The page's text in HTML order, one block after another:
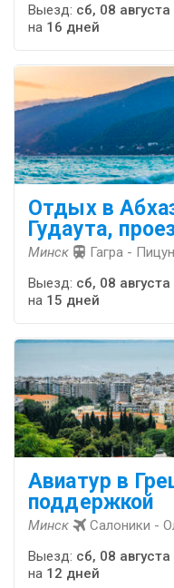
Выезд: сб, 08
на 16 дней
Отдых в
Гудаута,
Минск Гагра -
Выезд: сб, 08
на 15 дней
Авиатур в
поддержкой
Минск Салоники -
Выезд: сб, 08
на 12 дней